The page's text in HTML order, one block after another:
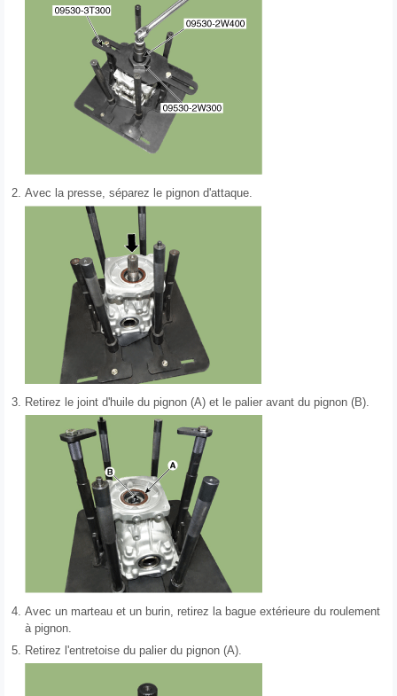
2. Avec la presse, séparez le pignon d'attaque.
3. Retirez le joint d'huile du pignon (A) et le palier avant du pignon (B).
4. Avec un marteau et un burin, retirez la bague extérieure du roulement
à pignon.
5. Retirez l'entretoise du palier du pignon (A).